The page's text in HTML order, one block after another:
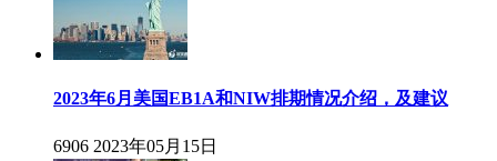
2023年6月美国EB1A和NIW排期情况介绍，及建议
6906 2023年05月15日